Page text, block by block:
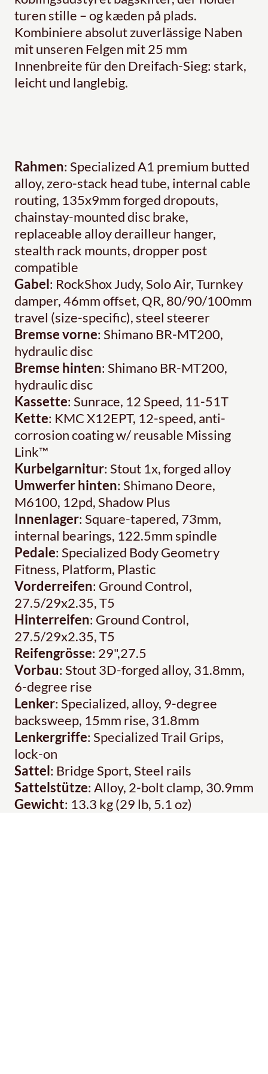
turen stille – og kæden på plads.
Kombiniere absolut zuverlässige Naben
mit unseren Felgen mit 25 mm
Innenbreite für den Dreifach-Sieg: stark,
leicht und langlebig.
Rahmen: Specialized A1 premium butted
alloy, zero-stack head tube, internal cable
routing, 135x9mm forged dropouts,
chainstay-mounted disc brake,
replaceable alloy derailleur hanger,
stealth rack mounts, dropper post
compatible
Gabel: RockShox Judy, Solo Air, Turnkey
damper, 46mm offset, QR, 80/90/100mm
travel (size-specific), steel steerer
Bremse vorne: Shimano BR-MT200,
hydraulic disc
Bremse hinten: Shimano BR-MT200,
hydraulic disc
Kassette: Sunrace, 12 Speed, 11-51T
Kette: KMC X12EPT, 12-speed, anti-
corrosion coating w/ reusable Missing
Link™
Kurbelgarnitur: Stout 1x, forged alloy
Umwerfer hinten: Shimano Deore,
M6100, 12pd, Shadow Plus
Innenlager: Square-tapered, 73mm,
internal bearings, 122.5mm spindle
Pedale: Specialized Body Geometry
Fitness, Platform, Plastic
Vorderreifen: Ground Control,
27.5/29x2.35, T5
Hinterreifen: Ground Control,
27.5/29x2.35, T5
Reifengrösse: 29",27.5
Vorbau: Stout 3D-forged alloy, 31.8mm,
6-degree rise
Lenker: Specialized, alloy, 9-degree
backsweep, 15mm rise, 31.8mm
Lenkergriffe: Specialized Trail Grips,
lock-on
Sattel: Bridge Sport, Steel rails
Sattelstütze: Alloy, 2-bolt clamp, 30.9mm
Gewicht: 13.3 kg (29 lb, 5.1 oz)